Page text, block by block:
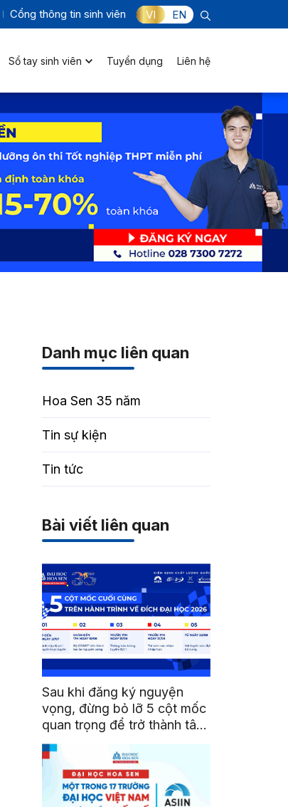
Cổng thông tin sinh viên VI EN
Sổ tay sinh viên Tuyển dụng Liên hệ
Danh mục liên quan
Hoa Sen 35 năm
Tin sự kiện
Tin tức
Bài viết liên quan
Sau khi đăng ký nguyện
vọng, đừng bỏ lỡ 5 cột mốc
quan trọng để trở thành tân
sinh viên HSU